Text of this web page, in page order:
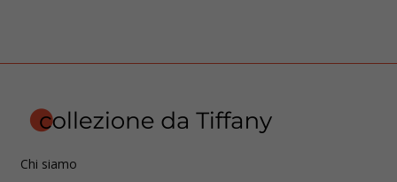
Chi siamo